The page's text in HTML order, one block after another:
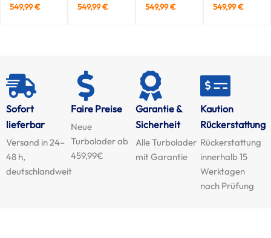
549,99€ 549,99€ 549,99€ 549,99€
Sofort
lieferbar
Versand in 24–
48 h,
deutschlandweit
Faire Preise
Neue
Turbolader ab
459,99€
Garantie &
Sicherheit
Alle Turbolader
mit Garantie
Kaution
Rückerstattung
Rückerstattung
innerhalb 15
Werktagen
nach Prüfung